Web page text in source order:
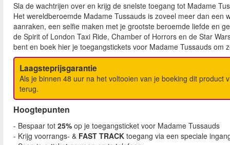
Sla de wachtrijen over en krijg de snelste toegang tot Madame
Het wereldberoemde Madame Tussauds is zoveel meer dan
aanraken, een selfie maken met je grootste beroemde liefde en
de Spirit of London Taxi Ride, Chamber of Horrors en de Star
bent en boek hier je toegangstickets voor Madame Tussauds om
Laagsteprijsgarantie
Als je binnen 48 uur na het voltooien van je boeking dit
terug.
Hoogtepunten
- Bespaar tot 25% op je toegangsticket voor Madame Tussauds
- Krijg voorrangs- & FAST TRACK toegang via een speciale